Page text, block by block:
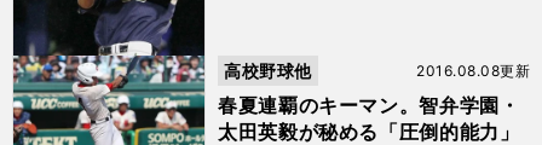
春夏連覇のキーマン。智弁学園・
太田英毅が秘める「圧倒的能力」
2016.08.08更新
高校野球他